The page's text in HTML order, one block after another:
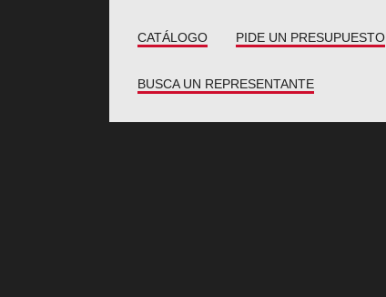
CATÁLOGO PIDE UN PRESUPUESTO
BUSCA UN REPRESENTANTE